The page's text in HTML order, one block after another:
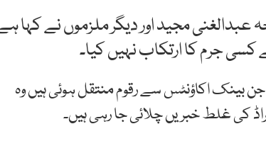
مجید اور دیگر ملزموں نے کہا
جرم کا ارتکاب نہیں کیا۔
بینک اکاؤنٹس سے رقوم منتقل ہوئی ہیں وہ